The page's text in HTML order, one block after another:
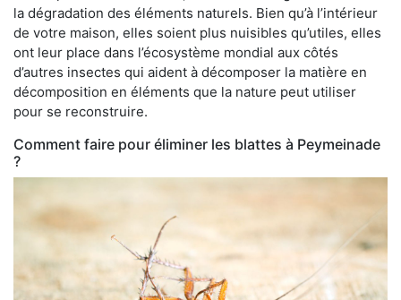
la dégradation des éléments naturels. Bien qu’à l’intérieur
de votre maison, elles soient plus nuisibles qu’utiles, elles
ont leur place dans l’écosystème mondial aux côtés
d’autres insectes qui aident à décomposer la matière en
décomposition en éléments que la nature peut utiliser
pour se reconstruire.
Comment faire pour éliminer les blattes à Peymeinade
?